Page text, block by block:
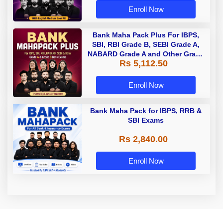
Enroll Now
Bank Maha Pack Plus For IBPS,
SBI, RBI Grade B, SEBI Grade A,
NABARD Grade A and Other Grade
A & Grade B Bank Exams
Rs 5,112.50
Enroll Now
Bank Maha Pack for IBPS, RRB &
SBI Exams
Rs 2,840.00
Enroll Now